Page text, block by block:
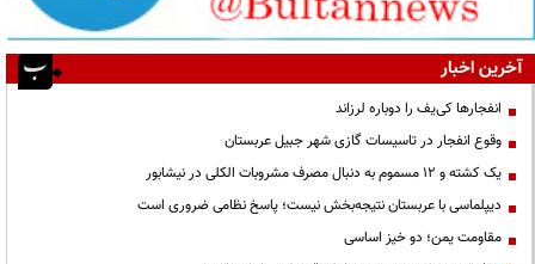
آخرین اخبار
انفجارها کی‌یف را دوباره لرزاند
وقوع انفجار در تاسیسات گازی شهر جبیل عربستان
یک کشته و ۱۲ مسموم به دنبال مصرف مشروبات الکلی در نیشابور
دیپلماسی با عربستان نتیجه‌بخش نیست؛ پاسخ نظامی ضروری است
مقاومت یمن؛ دو خیز اساسی